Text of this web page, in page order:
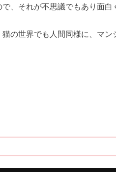
、それが不思議でもあり面白
の世界でも人間同様に、マン